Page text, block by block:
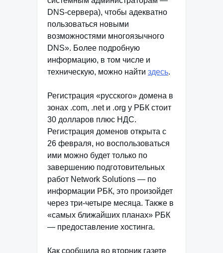
DNS-сервера), чтобы адекватно
пользоваться новыми
возможностями многоязычного
DNS». Более подробную
информацию, в том числе и
техническую, можно найти здесь.
Регистрация «русского» домена в
зонах .com, .net и .org у РБК стоит
30 долларов плюс НДС.
Регистрация доменов открыта с
26 февраля, но воспользоваться
ими можно будет только по
завершению подготовительных
работ Network Solutions — по
информации РБК, это произойдет
через три-четыре месяца. Также в
«самых ближайших планах» РБК
— предоставление хостинга.
Как сообщила во вторник газете